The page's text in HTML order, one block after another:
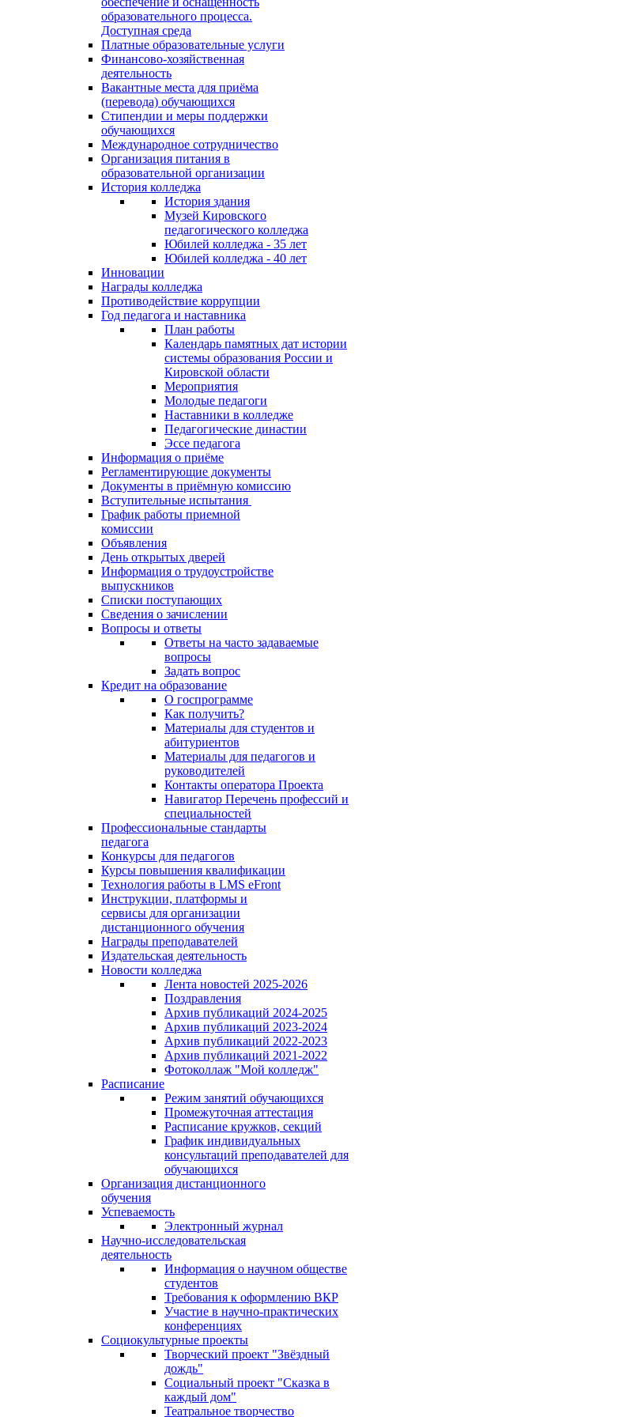
образовательного процесса.
Доступная среда
Платные образовательные услуги
Финансово-хозяйственная
деятельность
Вакантные места для приёма
(перевода) обучающихся
Стипендии и меры поддержки
обучающихся
Международное сотрудничество
Организация питания в
образовательной организации
История колледжа
История здания
Музей Кировского
педагогического колледжа
Юбилей колледжа - 35 лет
Юбилей колледжа - 40 лет
Инновации
Награды колледжа
Противодействие коррупции
Год педагога и наставника
План работы
Календарь памятных дат истории
системы образования России и
Кировской области
Мероприятия
Молодые педагоги
Наставники в колледже
Педагогические династии
Эссе педагога
Информация о приёме
Регламентирующие документы
Документы в приёмную комиссию
Вступительные испытания
График работы приемной
комиссии
Объявления
День открытых дверей
Информация о трудоустройстве
выпускников
Списки поступающих
Сведения о зачислении
Вопросы и ответы
Ответы на часто задаваемые
вопросы
Задать вопрос
Кредит на образование
О госпрограмме
Как получить?
Материалы для студентов и
абитуриентов
Материалы для педагогов и
руководителей
Контакты оператора Проекта
Навигатор Перечень профессий и
специальностей
Профессиональные стандарты
педагога
Конкурсы для педагогов
Курсы повышения квалификации
Технология работы в LMS eFront
Инструкции, платформы и
сервисы для организации
дистанционного обучения
Награды преподавателей
Издательская деятельность
Новости колледжа
Лента новостей 2025-2026
Поздравления
Архив публикаций 2024-2025
Архив публикаций 2023-2024
Архив публикаций 2022-2023
Архив публикаций 2021-2022
Фотоколлаж "Мой колледж"
Расписание
Режим занятий обучающихся
Промежуточная аттестация
Расписание кружков, секций
График индивидуальных
консультаций преподавателей для
обучающихся
Организация дистанционного
обучения
Успеваемость
Электронный журнал
Научно-исследовательская
деятельность
Информация о научном обществе
студентов
Требования к оформлению ВКР
Участие в научно-практических
конференциях
Социокультурные проекты
Творческий проект "Звёздный
дождь"
Социальный проект "Сказка в
каждый дом"
Театральное творчество